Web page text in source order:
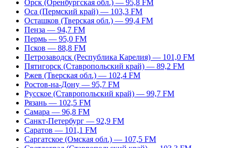
Орск (Оренбургская обл.) — 95,8 FM
Оса (Пермский край) — 103,3 FM
Осташков (Тверская обл.) — 99,4 FM
Пенза — 94,7 FM
Пермь — 95,0 FM
Псков — 88,8 FM
Петрозаводск (Республика Карелия) — 101,0 FM
Пятигорск (Ставропольский край) — 89,2 FM
Ржев (Тверская обл.) — 102,4 FM
Ростов-на-Дону — 95,7 FM
Русское (Ставропольский край) — 99,7 FM
Рязань — 102,5 FM
Самара — 96,8 FM
Санкт-Петербург — 92,9 FM
Саратов — 101,1 FM
Саргатское (Омская обл.) — 107,5 FM